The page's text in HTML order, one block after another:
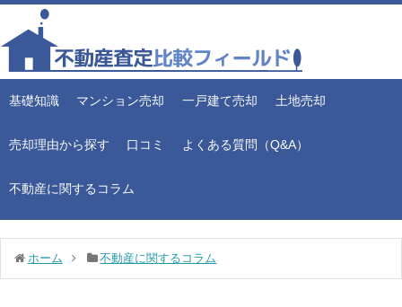
基礎知識 マンション売却 一戸建て売却 土地売却
売却理由から探す 口コミ よくある質問（Q&A）
不動産に関するコラム
ホーム 不動産に関するコラム